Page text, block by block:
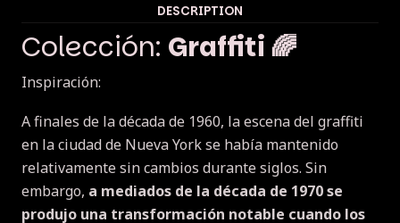
DESCRIPTION
Colección: Graffiti 🌈
Inspiración:
A finales de la década de 1960, la escena del graffiti
en la ciudad de Nueva York se había mantenido
relativamente sin cambios durante siglos. Sin
embargo, a mediados de la década de 1970 se
produjo una transformación notable cuando los